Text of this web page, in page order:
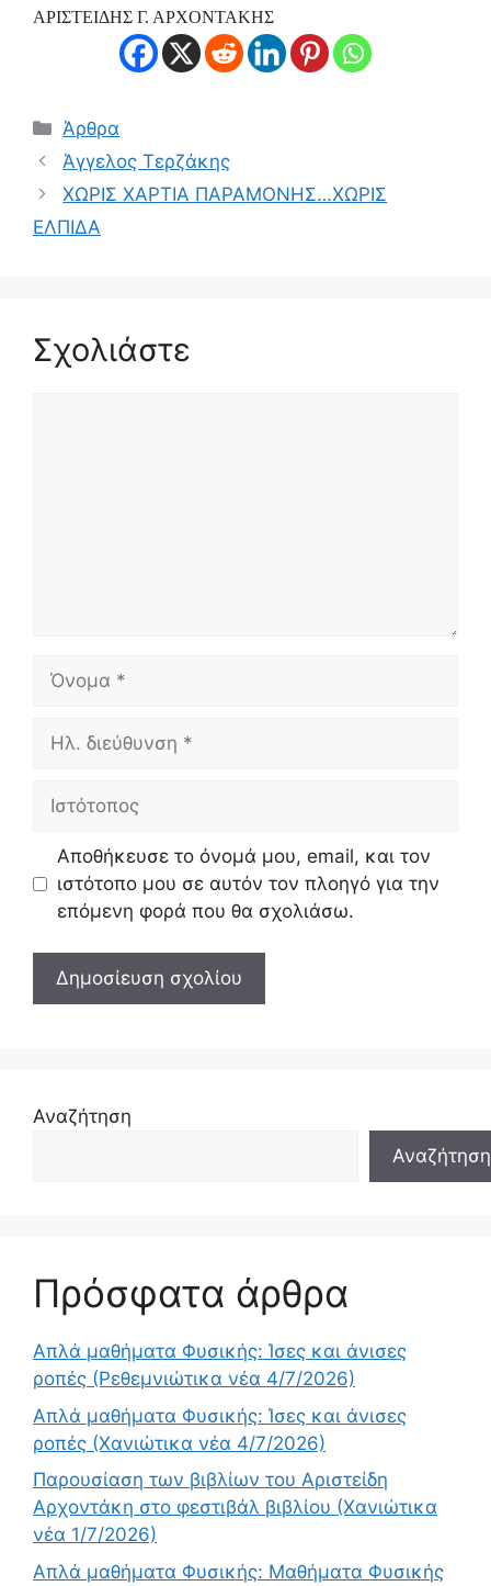
ΑΡΙΣΤΕΙΔΗΣ Γ. ΑΡΧΟΝΤΑΚΗΣ
Κατηγορίες
Άρθρα
Άγγελος Τερζάκης
ΧΩΡΙΣ ΧΑΡΤΙΑ ΠΑΡΑΜΟΝΗΣ…ΧΩΡΙΣ
ΕΛΠΙΔΑ
Σχολιάστε
διεύθυνση
Αποθήκευσε το όνομά μου, email, και τον
ιστότοπο μου σε αυτόν τον πλοηγό για την
επόμενη φορά που θα σχολιάσω.
Αναζήτηση
Αναζήτηση
Πρόσφατα άρθρα
Απλά μαθήματα Φυσικής: Ίσες και άνισες
ροπές (Ρεθεμνιώτικα νέα 4/7/2026)
Απλά μαθήματα Φυσικής: Ίσες και άνισες
ροπές (Χανιώτικα νέα 4/7/2026)
Παρουσίαση των βιβλίων του Αριστείδη
Αρχοντάκη στο φεστιβάλ βιβλίου (Χανιώτικα
νέα 1/7/2026)
Απλά μαθήματα Φυσικής: Μαθήματα Φυσικής